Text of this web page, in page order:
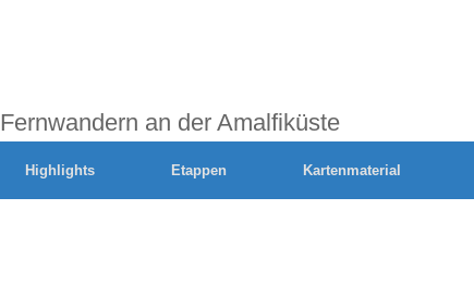
Fernwandern an der Amalfiküste
Highlights Etappen Kartenmaterial